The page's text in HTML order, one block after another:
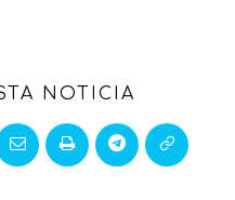
NOTICIA